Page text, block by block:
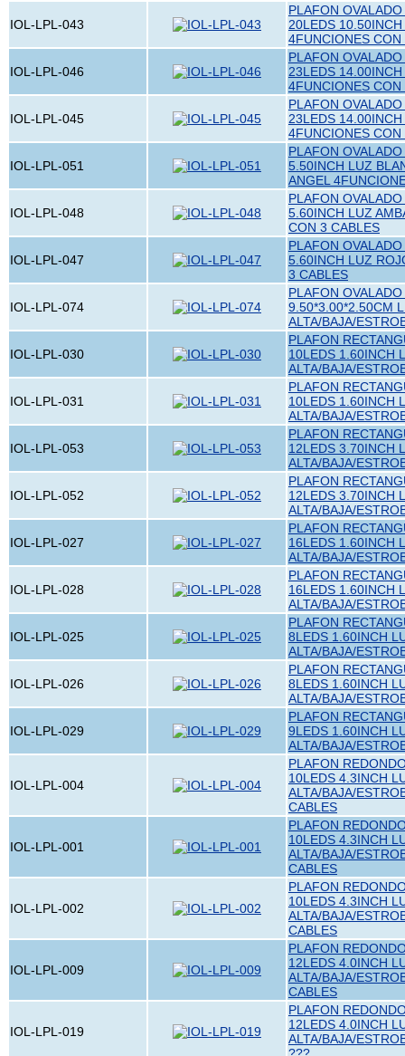
IOL-LPL-043
PLAFON
20LEDS
4FUNCIONES CON
IOL-LPL-046
PLAFON
23LEDS
4FUNCIONES CON
IOL-LPL-045
PLAFON
23LEDS
4FUNCIONES CON
IOL-LPL-051
PLAFON
5.50INCH LUZ
ANGEL
IOL-LPL-048
PLAFON
5.60INCH LUZ
CON 3 CABLES
IOL-LPL-047
PLAFON
5.60INCH LUZ
3 CABLES
IOL-LPL-074
PLAFON
9.50*3.00*2.50CM
ALTA/BAJA/
IOL-LPL-030
PLAFON
10LEDS 1.60INCH
ALTA/BAJA/
IOL-LPL-031
PLAFON
10LEDS 1.60INCH
ALTA/BAJA/
IOL-LPL-053
PLAFON
12LEDS 3.70INCH
ALTA/BAJA/
IOL-LPL-052
PLAFON
12LEDS 3.70INCH
ALTA/BAJA/
IOL-LPL-027
PLAFON
16LEDS 1.60INCH
ALTA/BAJA/
IOL-LPL-028
PLAFON
16LEDS 1.60INCH
ALTA/BAJA/
IOL-LPL-025
PLAFON
8LEDS 1.60INCH
ALTA/BAJA/
IOL-LPL-026
PLAFON
8LEDS 1.60INCH
ALTA/BAJA/
IOL-LPL-029
PLAFON
9LEDS 1.60INCH
ALTA/BAJA/
IOL-LPL-004
PLAFON
10LEDS 4.3INCH
ALTA/BAJA/
CABLES
IOL-LPL-001
PLAFON
10LEDS 4.3INCH
ALTA/BAJA/
CABLES
IOL-LPL-002
PLAFON
10LEDS 4.3INCH
ALTA/BAJA/
CABLES
IOL-LPL-009
PLAFON
12LEDS 4.0INCH
ALTA/BAJA/
CABLES
IOL-LPL-019
PLAFON
12LEDS 4.0INCH
ALTA/BAJA/